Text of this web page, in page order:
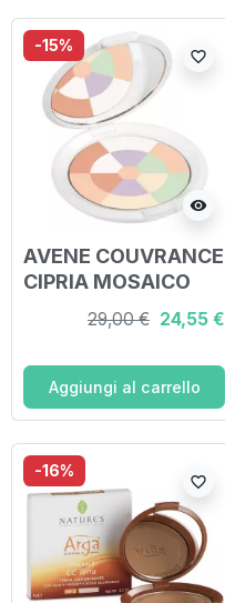
-15%
visibility
favorite_border
AVENE COUVRANCE
CIPRIA MOSAICO
LUMINOSITA'
29,00 € 24,55 €
Aggiungi al carrello
-16%
favorite_border